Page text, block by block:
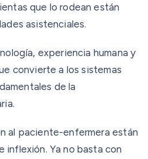
que lo rodean están
asistenciales.
experiencia humana y
convierte a los sistemas
de la
al paciente-enfermera están
inflexión. Ya no basta con